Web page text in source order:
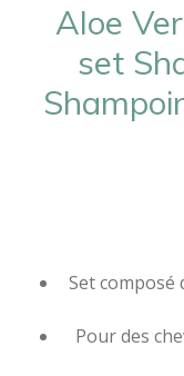
Aloe
set
Set
Pour des